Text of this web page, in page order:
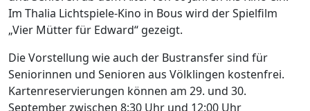
Im Thalia Lichtspiele-Kino in Bous wird der Spielfilm
„Vier Mütter für Edward“ gezeigt.
Die Vorstellung wie auch der Bustransfer sind für
Seniorinnen und Senioren aus Völklingen kostenfrei.
Kartenreservierungen können am 29. und 30.
September zwischen 8:30 Uhr und 12:00 Uhr